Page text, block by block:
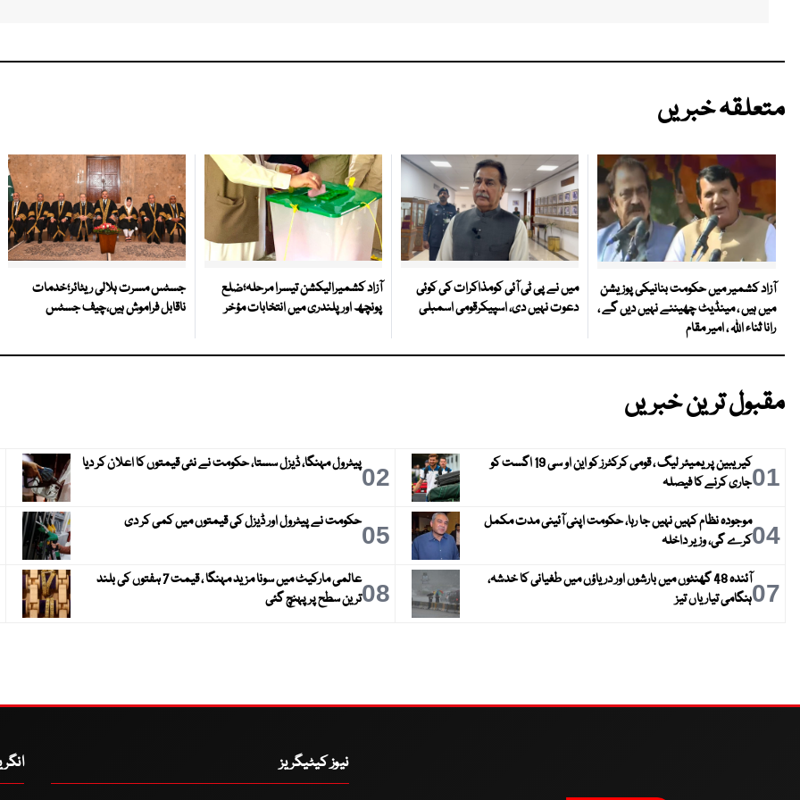
متعلقہ خبریں
آزاد کشمیر میں حکومت بنانیکی پوزیشن
میں ہیں ، مینڈیٹ چھیننے نہیں دیں گے ،
رانا ثناء اللہ ، امیر مقام
میں نے پی ٹی آئی کومذاکرات کی کوئی
دعوت نہیں دی، اسپیکرقومی اسمبلی
آزاد کشمیرالیکشن تیسرا مرحلہ؛ضلع
پونچھ اور پلندری میں انتخابات مؤخر
جسٹس مسرت ہلالی ریٹائر؛خدمات
ناقابل فراموش ہیں،چیف جسٹس
مقبول ترین خبریں
01
کیریبین پریمیئر لیگ ، قومی کرکٹرز کو این او سی 19 اگست کو
جاری کرنے کا فیصلہ
02پیٹرول مہنگا، ڈیزل سستا، حکومت نے نئی قیمتوں کا اعلان کر دیا
04موجودہ نظام کہیں نہیں جا رہا، حکومت اپنی آئینی مدت مکمل
کرے گی، وزیر داخلہ
05حکومت نے پیٹرول اور ڈیزل کی قیمتوں میں کمی کر دی
07
آئندہ 48 گھنٹوں میں بارشوں اور دریاؤں میں طغیانی کا خدشہ،
ہنگامی تیاریاں تیز
08
عالمی مارکیٹ میں سونا مزید مہنگا ، قیمت 7 ہفتوں کی بلند
ترین سطح پر پہنچ گئی
نیوز کیٹیگریز